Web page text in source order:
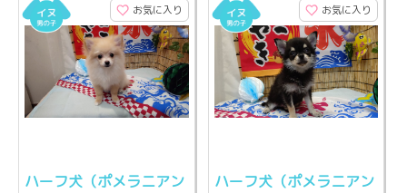
お気に入り
ハーフ犬（ポメラニアン
お気に入り
ハーフ犬（ポメラニアン